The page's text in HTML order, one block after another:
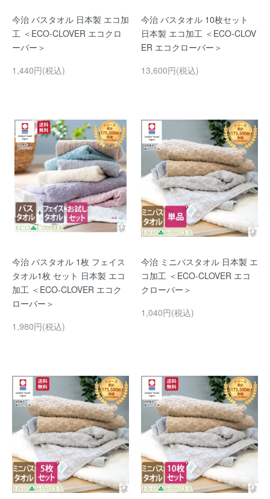
今治 バスタオル 日本製 エコ加
工 ＜ECO-CLOVER エコクロ
ーバー＞
1,440円(税込)
今治 バスタオル 10枚セット
日本製 エコ加工 ＜ECO-CLOV
ER エコクローバー＞
13,600円(税込)
今治 バスタオル 1枚 フェイス
タオル1枚 セット 日本製 エコ
加工 ＜ECO-CLOVER エコク
ローバー＞
1,980円(税込)
今治 ミニバスタオル 日本製 エ
コ加工 ＜ECO-CLOVER エコ
クローバー＞
1,040円(税込)